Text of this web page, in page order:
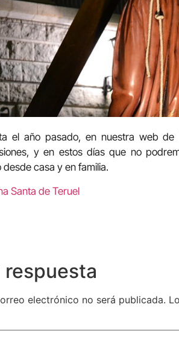
el año pasado, en nuestra web
y en estos días que no
casa y en familia.
Santa de Teruel
respuesta
electrónico no será publicada.